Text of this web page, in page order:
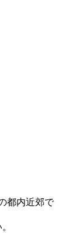
都内近郊で